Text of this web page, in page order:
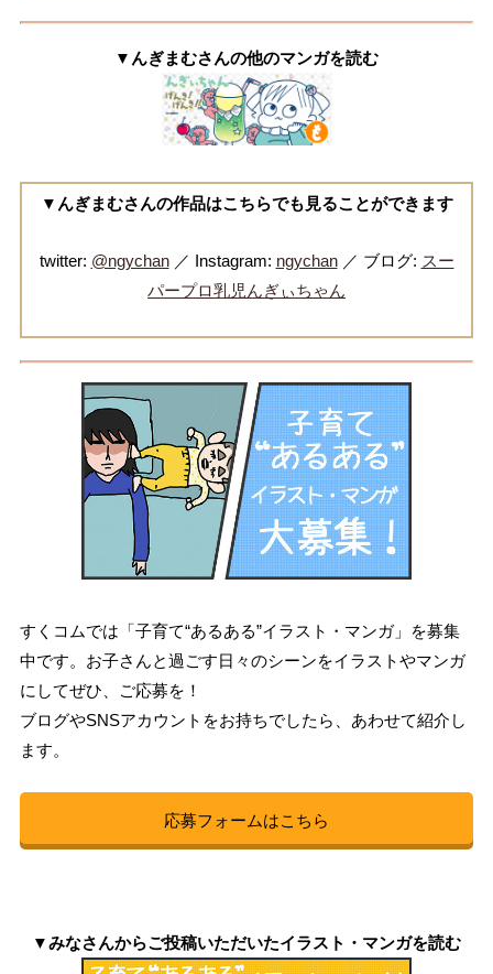
▼んぎまむさんの他のマンガを読む
▼んぎまむさんの作品はこちらでも見ることができます
twitter: @ngychan／ Instagram: ngychan／ ブログ: スー
パープロ乳児んぎぃちゃん
すくコムでは「子育て“あるある”イラスト・マンガ」を募集
中です。お子さんと過ごす日々のシーンをイラストやマンガ
にしてぜひ、ご応募を！
ブログやSNSアカウントをお持ちでしたら、あわせて紹介し
ます。
応募フォームはこちら
▼みなさんからご投稿いただいたイラスト・マンガを読む